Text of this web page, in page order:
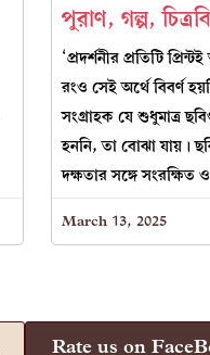
পুরাণ, গল্প,
‘প্রদর্শনীর প্রতিটি
রংও সেই অর্থে বিবর্ণ
সংগ্রাহক যে শুধুমাত্র
হননি, তা বোঝা যায়।
দক্ষতার সঙ্গে সংরক্ষিত ও
March 13, 2025
Rate us on